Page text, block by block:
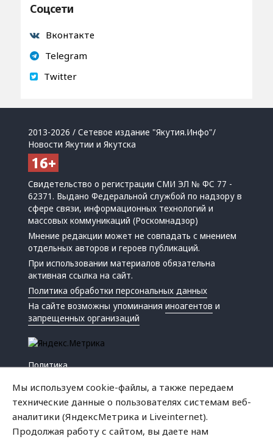
Соцсети
Вконтакте
Telegram
Twitter
2013-2026 / Сетевое издание "Якутия.Инфо"/
Новости Якутии и Якутска
Свидетельство о регистрации СМИ ЭЛ № ФС 77 -
62371. Выдано Федеральной службой по надзору в
сфере связи, информационных технологий и
массовых коммуникаций (Роскомнадзор)
Мнение редакции может не совпадать с мнением
отдельных авторов и героев публикаций.
При использовании материалов обязательна
активная ссылка на сайт.
Политика обработки персональных данных
На сайте возможны упоминанияиноагентов и
запрещенных организаций
Политика
Мы используем cookie-файлы, а также передаем
технические данные о пользователях системам веб-
аналитики (ЯндексМетрика и Liveinternet).
Продолжая работу с сайтом, вы даете нам